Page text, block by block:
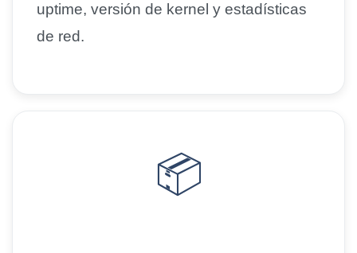
uptime, versión de kernel y estadísticas
de red.
📦